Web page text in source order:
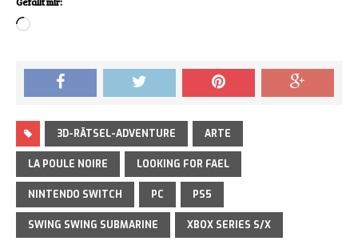
Loading…
3D-RÄTSEL-ADVENTURE ARTE
LA POULE NOIRE LOOKING FOR FAEL
NINTENDO SWITCH PC PS5
SWING SWING SUBMARINE XBOX SERIES S/X